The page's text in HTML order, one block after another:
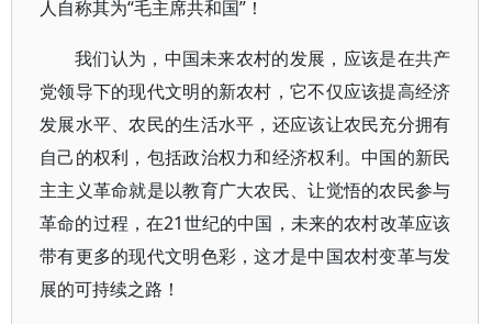
人自称其为“毛主席共和国”！
我们认为，中国未来农村的发展，应该是在共产
党领导下的现代文明的新农村，它不仅应该提高经济
发展水平、农民的生活水平，还应该让农民充分拥有
自己的权利，包括政治权力和经济权利。中国的新民
主主义革命就是以教育广大农民、让觉悟的农民参与
革命的过程，在21世纪的中国，未来的农村改革应该
带有更多的现代文明色彩，这才是中国农村变革与发
展的可持续之路！